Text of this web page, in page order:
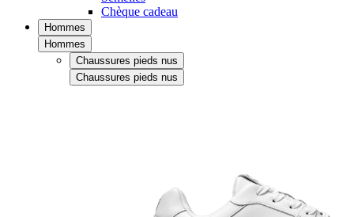
Chèque cadeau
Hommes
Hommes
Chaussures pieds nus
Chaussures pieds nus